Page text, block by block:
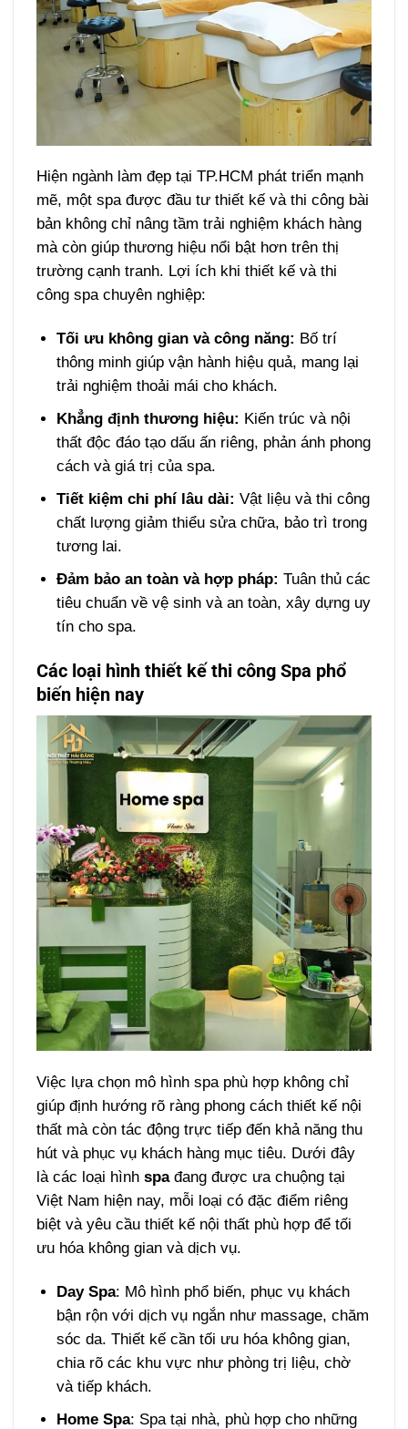
Hiện ngành làm đẹp tại TP.HCM phát triển mạnh
mẽ, một spa được đầu tư thiết kế và thi công bài
bản không chỉ nâng tầm trải nghiệm khách hàng
mà còn giúp thương hiệu nổi bật hơn trên thị
trường cạnh tranh. Lợi ích khi thiết kế và thi
công spa chuyên nghiệp:
Tối ưu không gian và công năng: Bố trí
thông minh giúp vận hành hiệu quả, mang lại
trải nghiệm thoải mái cho khách.
Khẳng định thương hiệu: Kiến trúc và nội
thất độc đáo tạo dấu ấn riêng, phản ánh phong
cách và giá trị của spa.
Tiết kiệm chi phí lâu dài: Vật liệu và thi công
chất lượng giảm thiểu sửa chữa, bảo trì trong
tương lai.
Đảm bảo an toàn và hợp pháp: Tuân thủ các
tiêu chuẩn về vệ sinh và an toàn, xây dựng uy
tín cho spa.
Các loại hình thiết kế thi công Spa phổ
biến hiện nay
Việc lựa chọn mô hình spa phù hợp không chỉ
giúp định hướng rõ ràng phong cách thiết kế nội
thất mà còn tác động trực tiếp đến khả năng thu
hút và phục vụ khách hàng mục tiêu. Dưới đây
là các loại hìnhspađang được ưa chuộng tại
Việt Nam hiện nay, mỗi loại có đặc điểm riêng
biệt và yêu cầu thiết kế nội thất phù hợp để tối
ưu hóa không gian và dịch vụ.
Day Spa: Mô hình phổ biến, phục vụ khách
bận rộn với dịch vụ ngắn như massage, chăm
sóc da. Thiết kế cần tối ưu hóa không gian,
chia rõ các khu vực như phòng trị liệu, chờ
và tiếp khách.
Home Spa: Spa tại nhà, phù hợp cho những